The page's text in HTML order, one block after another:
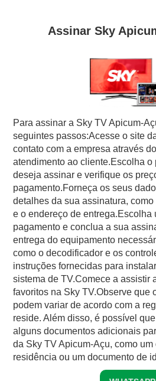
Assinar Sky
Para assinar a Sky TV Apicum-
seguintes passos:Acesse o site
contato com a empresa através
atendimento ao cliente.Escolha o
deseja assinar e verifique os
pagamento.Forneça os seus
detalhes da sua assinatura,
e o endereço de entrega.Escolha
pagamento e conclua a sua
entrega do equipamento
como o decodificador e os
instruções fornecidas para
sistema de TV.Comece a assistir
favoritos na Sky TV.Observe que
podem variar de acordo com a
reside. Além disso, é possível
alguns documentos adicionais
da Sky TV Apicum-Açu, como
residência ou um documento de